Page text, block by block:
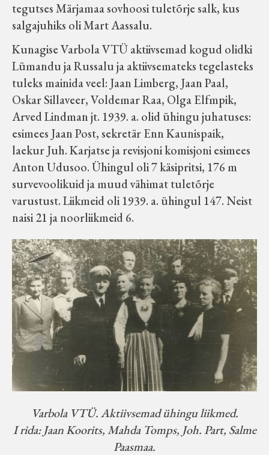
tegutses Märjamaa sovhoosi tuletõrje salk, kus
salgajuhiks oli Mart Aassalu.
Kunagise Varbola VTÜ aktiivsemad kogud olidki
Lümandu ja Russalu ja aktiivsemateks tegelasteks
tuleks mainida veel: Jaan Limberg, Jaan Paal,
Oskar Sillaveer, Voldemar Raa, Olga Elfmpik,
Arved Lindman jt. 1939. a. olid ühingu juhatuses:
esimees Jaan Post, sekretär Enn Kaunispaik,
laekur Juh. Karjatse ja revisjoni komisjoni esimees
Anton Udusoo. Ühingul oli 7 käsipritsi, 176 m
survevoolikuid ja muud vähimat tuletõrje
varustust. Liikmeid oli 1939. a. ühingul 147. Neist
naisi 21 ja noorliikmeid 6.
Varbola VTÜ. Aktiivsemad ühingu liikmed.
I rida: Jaan Koorits, Mahda Tomps, Joh. Part, Salme
Paasmaa.